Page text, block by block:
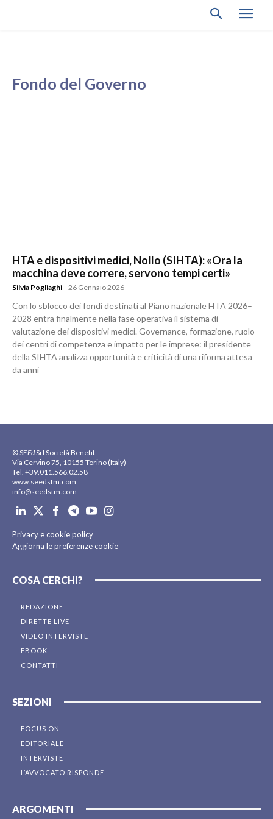
Fondo del Governo
HTA e dispositivi medici, Nollo (SIHTA): «Ora la
macchina deve correre, servono tempi certi»
Silvia Pogliaghi - 26 Gennaio 2026
Con lo sblocco dei fondi destinati al Piano nazionale HTA 2026–
2028 entra finalmente nella fase operativa il sistema di
valutazione dei dispositivi medici. Governance, formazione, ruolo
dei centri di competenza e impatto per le imprese: il presidente
della SIHTA analizza opportunità e criticità di una riforma attesa
da anni
© SEEdSrl Società Benefit
Via Cervino 75, 10155 Torino (Italy)
Tel. +39.011.566.02.58
www.seedstm.com
info@seedstm.com
Privacy e cookie policy
Aggiorna le preferenze cookie
COSA CERCHI?
REDAZIONE
DIRETTE LIVE
VIDEO INTERVISTE
EBOOK
CONTATTI
SEZIONI
FOCUS ON
EDITORIALE
INTERVISTE
L’AVVOCATO RISPONDE
ARGOMENTI